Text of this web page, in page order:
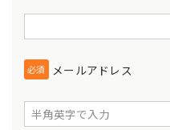
必須 メールアドレス